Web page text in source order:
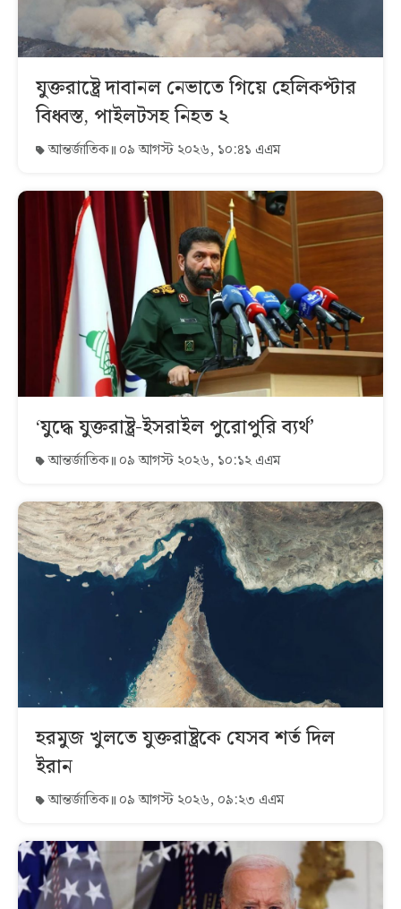
যুক্তরাষ্ট্রে দাবানল নেভাতে গিয়ে হেলিকপ্টার
বিধ্বস্ত, পাইলটসহ নিহত ২
আন্তর্জাতিক ০৯ আগস্ট ২০২৬, ১০:৪১ এএম
‘যুদ্ধে যুক্তরাষ্ট্র-ইসরাইল পুরোপুরি ব্যর্থ’
আন্তর্জাতিক ০৯ আগস্ট ২০২৬, ১০:১২ এএম
হরমুজ খুলতে যুক্তরাষ্ট্রকে যেসব শর্ত দিল
ইরান
আন্তর্জাতিক ০৯ আগস্ট ২০২৬, ০৯:২৩ এএম